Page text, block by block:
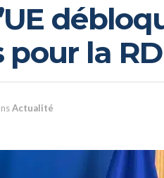
pour la
Actualité